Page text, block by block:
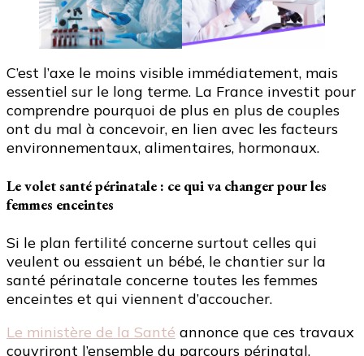
C’est l’axe le moins visible immédiatement, mais
essentiel sur le long terme. La France investit pour
comprendre pourquoi de plus en plus de couples
ont du mal à concevoir, en lien avec les facteurs
environnementaux, alimentaires, hormonaux.
Le volet santé périnatale : ce qui va changer pour les
femmes enceintes
Si le plan fertilité concerne surtout celles qui
veulent ou essaient un bébé, le chantier sur la
santé périnatale concerne toutes les femmes
enceintes et qui viennent d’accoucher.
Le ministère de la Santé annonce que ces travaux
couvriront l’ensemble du parcours périnatal,